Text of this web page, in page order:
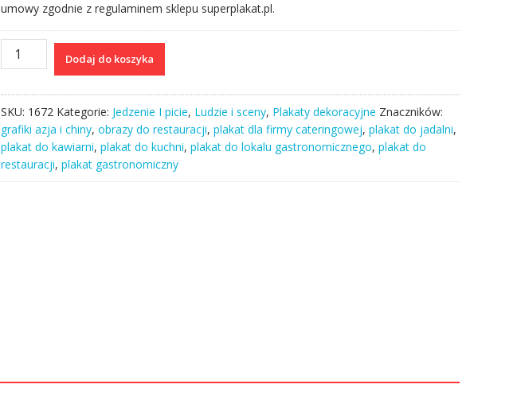
umowy zgodnie z regulaminem sklepu superplakat.pl.
ilość
Plakat
do
restauracji.
Chiński
kucharz
grafika
do
Dodaj do koszyka
SKU: 1672 Kategorie: Jedzenie I picie, Ludzie i sceny, Plakaty dekoracyjne Znaczników:
grafiki azja i chiny, obrazy do restauracji, plakat dla firmy cateringowej, plakat do jadalni,
plakat do kawiarni, plakat do kuchni, plakat do lokalu gastronomicznego, plakat do
restauracji, plakat gastronomiczny